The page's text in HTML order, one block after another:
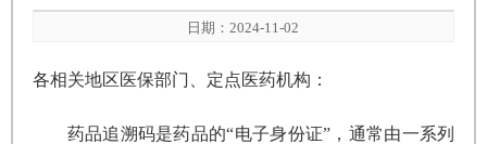
日期：2024-11-02
各相关地区医保部门、定点医药机构：
药品追溯码是药品的“电子身份证”，通常由一系列